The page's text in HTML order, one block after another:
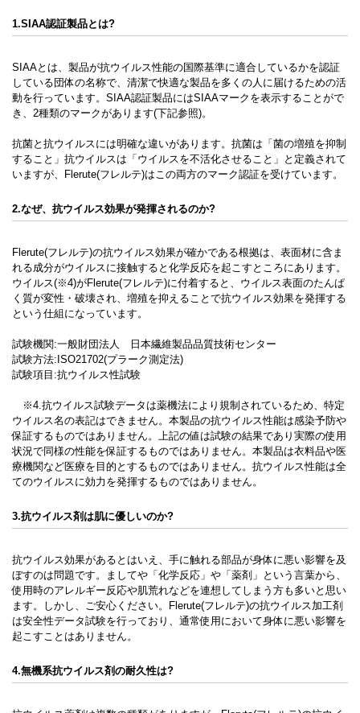
1.SIAA認証製品とは?
SIAAとは、製品が抗ウイルス性能の国際基準に適合しているかを認証
している団体の名称で、清潔で快適な製品を多くの人に届けるための活
動を行っています。SIAA認証製品にはSIAAマークを表示することがで
き、2種類のマークがあります(下記参照)。
抗菌と抗ウイルスには明確な違いがあります。抗菌は「菌の増殖を抑制
すること」抗ウイルスは「ウイルスを不活化させること」と定義されて
いますが、Flerute(フレルテ)はこの両方のマーク認証を受けています。
2.なぜ、抗ウイルス効果が発揮されるのか?
Flerute(フレルテ)の抗ウイルス効果が確かである根拠は、表面材に含ま
れる成分がウイルスに接触すると化学反応を起こすところにあります。
ウイルス(※4)がFlerute(フレルテ)に付着すると、ウイルス表面のたんぱ
く質が変性・破壊され、増殖を抑えることで抗ウイルス効果を発揮する
という仕組になっています。
試験機関:一般財団法人 日本繊維製品品質技術センター
試験方法:ISO21702(プラーク測定法)
試験項目:抗ウイルス性試験
※4.抗ウイルス試験データは薬機法により規制されているため、特定
ウイルス名の表記はできません。本製品の抗ウイルス性能は感染予防や
保証するものではありません。上記の値は試験の結果であり実際の使用
状況で同様の性能を保証するものではありません。本製品は衣料品や医
療機関など医療を目的とするものではありません。抗ウイルス性能は全
てのウイルスに効力を発揮するものではありません。
3.抗ウイルス剤は肌に優しいのか?
抗ウイルス効果があるとはいえ、手に触れる部品が身体に悪い影響を及
ぼすのは問題です。ましてや「化学反応」や「薬剤」という言葉から、
使用時のアレルギー反応や肌荒れなどを連想してしまう方も多いと思い
ます。しかし、ご安心ください。Flerute(フレルテ)の抗ウイルス加工剤
は安全性データ試験を行っており、通常使用において身体に悪い影響を
起こすことはありません。
4.無機系抗ウイルス剤の耐久性は?